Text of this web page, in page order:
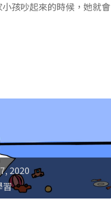
孩吵起來的時候，她就會
2020
習